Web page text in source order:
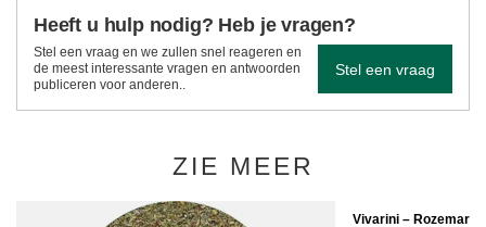
Heeft u hulp nodig? Heb je vragen?
Stel een vraag en we zullen snel reageren en
de meest interessante vragen en antwoorden
publiceren voor anderen..
Stel een vraag
ZIE MEER
Vivarini – Rozemarijn